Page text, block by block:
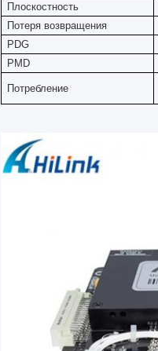
Плоскостность
Потеря возвращения
PDG
PMD
Потребление